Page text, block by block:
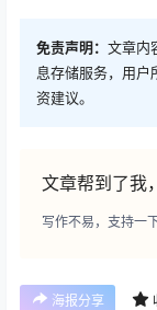
免责声明： 文章内
息存储服务，用户
资建议。
文章帮到了我
写作不易，支持一下
海报分享